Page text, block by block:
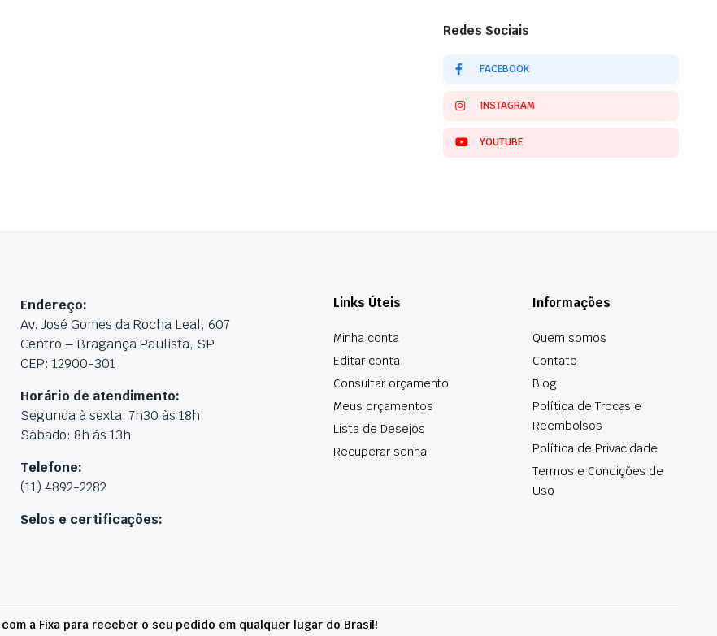
Redes Sociais
FACEBOOK
INSTAGRAM
YOUTUBE
Endereço:
Av. José Gomes da Rocha Leal, 607
Centro – Bragança Paulista, SP
CEP: 12900-301
Horário de atendimento:
Segunda à sexta: 7h30 às 18h
Sábado: 8h às 13h
Telefone:
(11) 4892-2282
Selos e certificações:
Links Úteis
Minha conta
Editar conta
Consultar orçamento
Meus orçamentos
Lista de Desejos
Recuperar senha
Informações
Quem somos
Contato
Blog
Política de Trocas e
Reembolsos
Política de Privacidade
Termos e Condições de
Uso
a Fixa para receber o seu pedido em qualquer lugar do Brasil!